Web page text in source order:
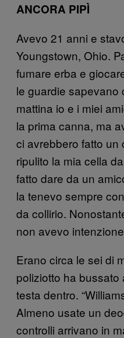
ANCORA PIPÌ
Avevo 21 anni e
Youngstown, Ohio.
fumare erba e
le guardie sapevano
mattina io e i miei
la prima canna, ma
ci avrebbero fatto un
ripulito la mia cella
fatto dare da un
la tenevo sempre
da collirio.
non avevo
Erano circa le sei di
poliziotto ha
testa dentro.
Almeno usate un
controlli arrivano in